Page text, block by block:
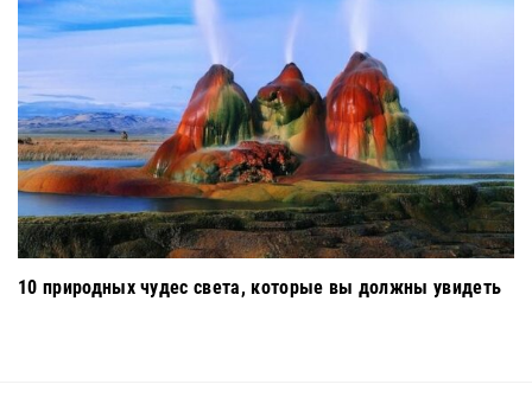
10 природных чудес света, которые вы должны увидеть